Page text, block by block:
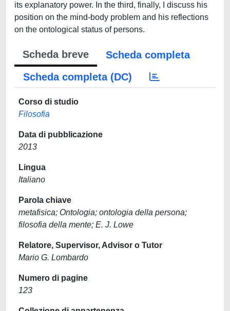
its explanatory power. In the third, finally, I discuss his
position on the mind-body problem and his reflections
on the ontological status of persons.
Scheda breve
Scheda completa
Scheda completa (DC)
Corso di studio
Filosofia
Data di pubblicazione
2013
Lingua
Italiano
Parola chiave
metafisica; Ontologia; ontologia della persona;
filosofia della mente; E. J. Lowe
Relatore, Supervisor, Advisor o Tutor
Mario G. Lombardo
Numero di pagine
123